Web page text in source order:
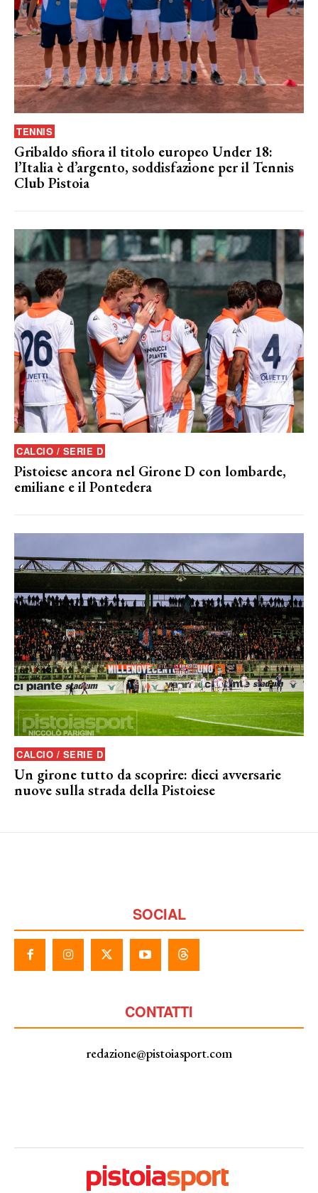
TENNIS
Gribaldo sfiora il titolo europeo Under 18:
l’Italia è d’argento, soddisfazione per il Tennis
Club Pistoia
CALCIO / SERIE D
Pistoiese ancora nel Girone D con lombarde,
emiliane e il Pontedera
CALCIO / SERIE D
Un girone tutto da scoprire: dieci avversarie
nuove sulla strada della Pistoiese
SOCIAL
CONTATTI
redazione@pistoiasport.com